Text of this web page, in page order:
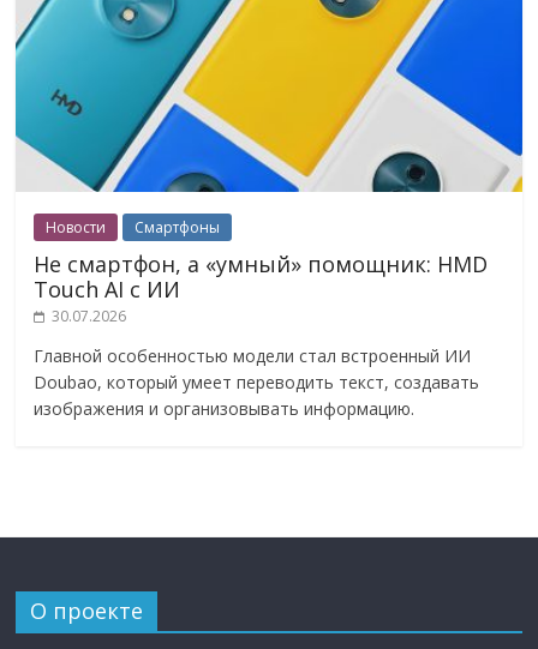
Новости Смартфоны
Не смартфон, а «умный» помощник: HMD
Touch AI с ИИ
30.07.2026
Главной особенностью модели стал встроенный ИИ
Doubao, который умеет переводить текст, создавать
изображения и организовывать информацию.
О проекте